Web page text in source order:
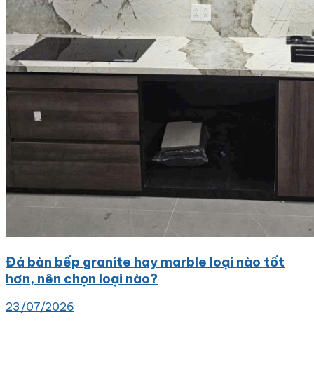
Đá bàn bếp granite hay marble loại nào tốt
hơn, nên chọn loại nào?
23/07/2026